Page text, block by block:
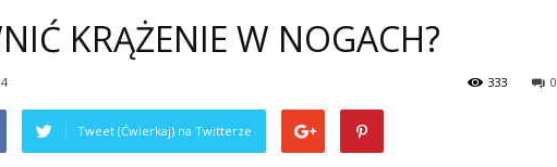
KRĄŻENIE W NOGACH?
0
333
Tweet (Ćwierkaj) na Twitterze